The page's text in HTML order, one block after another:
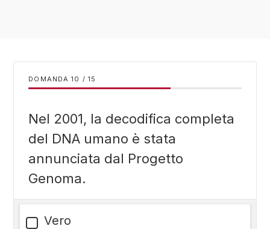
DOMANDA / 15
Nel 2001, la decodifica completa
del DNA umano è stata
annunciata dal Progetto
Genoma.
Vero